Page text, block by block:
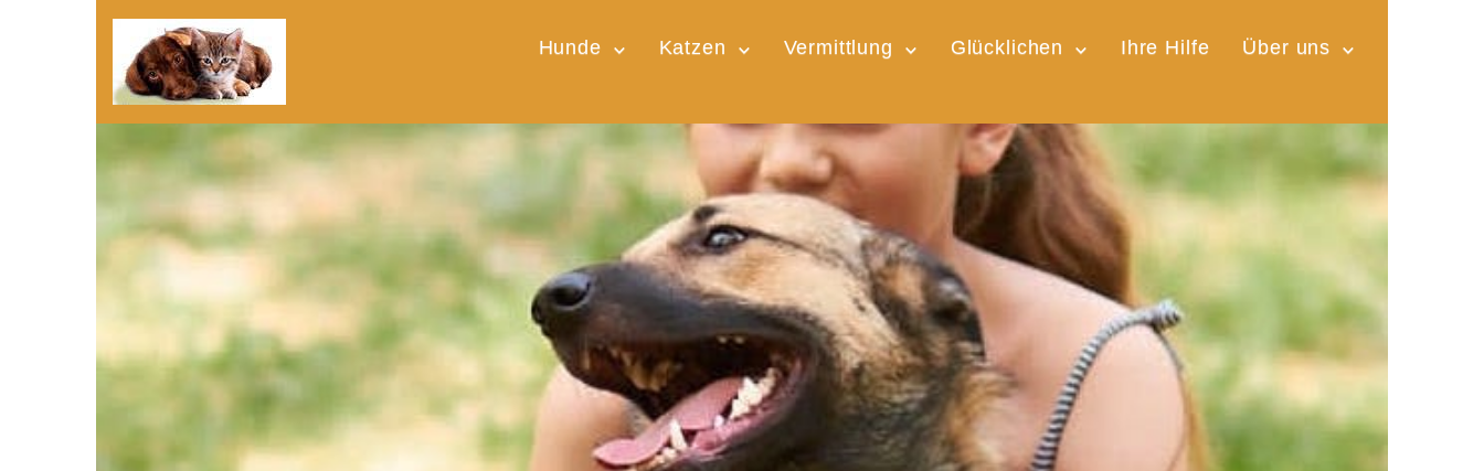
Hunde Katzen Vermittlung Glücklichen Ihre Hilfe Über uns